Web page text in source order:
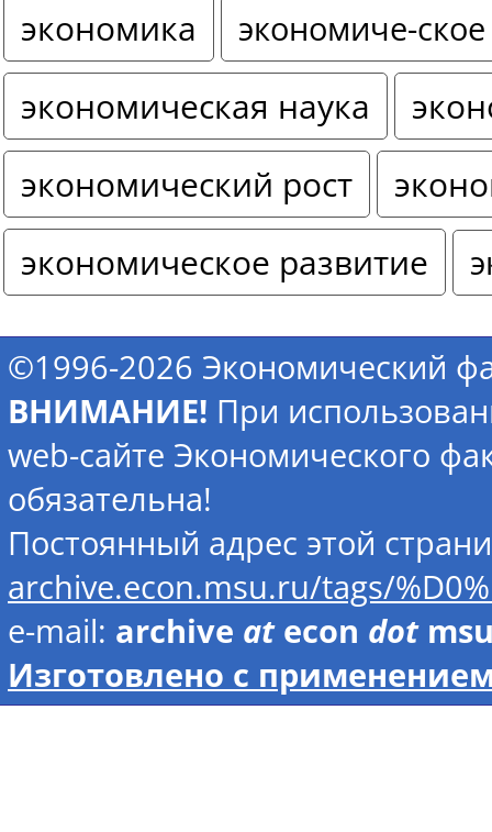
экономика
экономиче-
экономическая наука
экономический рост
экономическое развитие
©1996-2026 Экономический
ВНИМАНИЕ! При
web-сайте Экономического
обязательна!
Постоянный адрес этой
archive.econ.msu.ru/tags/
e-mail: archive atecon dot
Изготовлено с